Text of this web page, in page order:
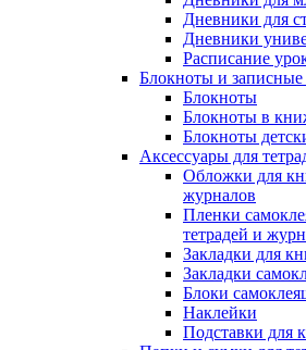
Дневники для
Дневники
Расписание
Блокноты и
Блокноты
Блокноты в
Блокноты
Аксессуары для
Обложки для
журналов
Пленки
тетрадей и
Закладки для
Закладки
Блоки
Наклейки
Подставки для